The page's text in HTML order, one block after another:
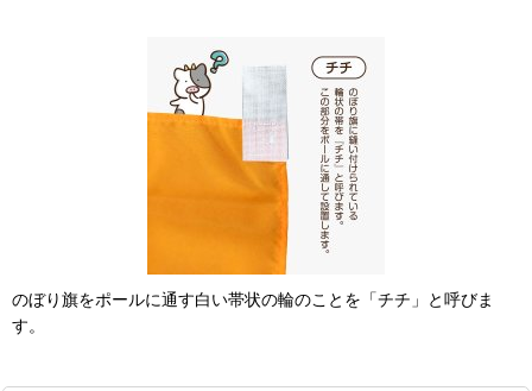
のぼり旗をポールに通す白い帯状の輪のことを「チチ」と呼びま
す。